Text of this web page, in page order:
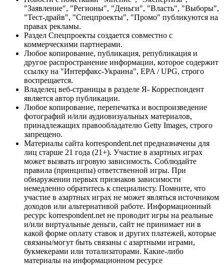
"Заявление", "Регионы", "Деньги", "Власть", "Выборы",
"Тест-драйв", "Спецпроекты", "Промо" публикуются на
правах рекламы.
Раздел Спецпроекты создается совместно с
коммерческими партнерами.
Любое копирование, публикация, републикация и
другое распространение информации, которое содержит
ссылку на "Интерфакс-Украина", EPA / UPG, строго
воспрещается.
Владелец веб-страницы в разделе Я- Корреспондент
является автор публикации.
Любое копирование, перепечатка и воспроизведение
фотографий и/или аудиовизуальных материалов,
принадлежащих правообладателю Getty Images, строго
запрещено.
Материалы сайта korrespondent.net предназначены для
лиц старше 21 года (21+). Участие в азартных играх
может вызвать игровую зависимость. Соблюдайте
правила (принципы) ответственной игры. При
обнаружении первых признаков зависимости
немедленно обратитесь к специалисту. Помните, что
участие в азартных играх не может являться источником
доходов или альтернативой работе. Информационный
ресурс korrespondent.net не проводит игры на реальные
и/или виртуальные деньги, сайт не принимает ни в
какой форме оплату ставок и других платежей, которые
связаны/могут быть связаны с азартными играми,
букмекерами или тотализаторами. Какие-либо
материалы на информационном ресурсе